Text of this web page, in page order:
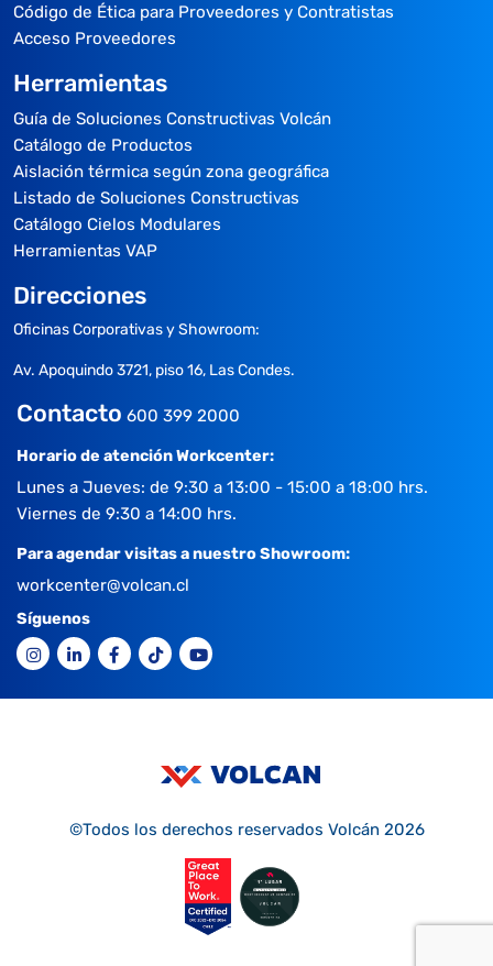
Código de Ética para Proveedores y Contratistas
Acceso Proveedores
Herramientas
Guía de Soluciones Constructivas Volcán
Catálogo de Productos
Aislación térmica según zona geográfica
Listado de Soluciones Constructivas
Catálogo Cielos Modulares
Herramientas VAP
Direcciones
Oficinas Corporativas y Showroom:
Av. Apoquindo 3721, piso 16, Las Condes.
Contacto 600 399 2000
Horario de atención Workcenter:
Lunes a Jueves: de 9:30 a 13:00 - 15:00 a 18:00 hrs.
Viernes de 9:30 a 14:00 hrs.
Para agendar visitas a nuestro Showroom:
workcenter@volcan.cl
Síguenos
©Todos los derechos reservados Volcán 2026